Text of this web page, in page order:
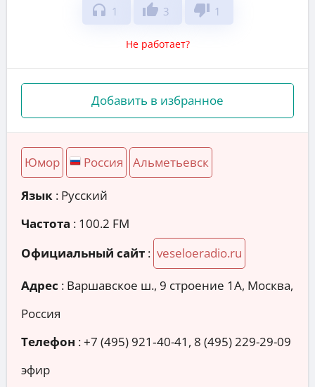
headphones 1 thumb_up 3 thumb_down 1
Не работает?
Добавить в избранное
Юмор Россия Альметьевск
Язык : Русский
Частота : 100.2 FM
Официальный сайт : veseloeradio.ru
Адрес : Варшавское ш., 9 строение 1А, Москва,
Россия
Телефон :+7 (495) 921‑40-41, 8 (495) 229-29-09
эфир